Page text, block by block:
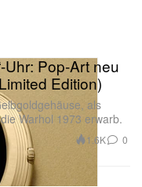
Uhr: Pop-Art neu
Edition)
als
Warhol 1973 erwarb.
1.6K 0